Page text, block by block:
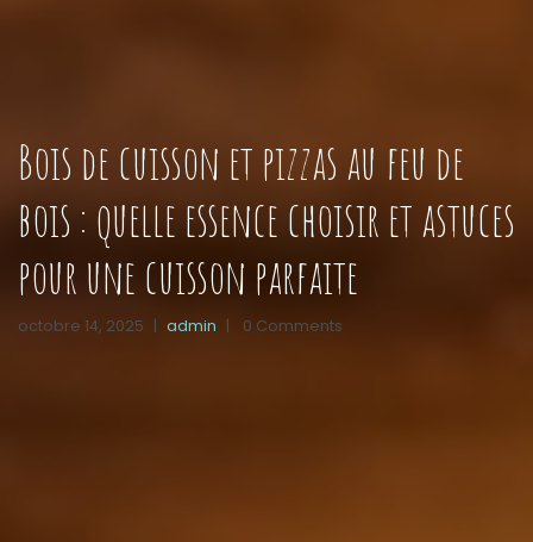
Bois de cuisson et pizzas au feu de
bois : quelle essence choisir et astuces
pour une cuisson parfaite
octobre 14, 2025 | admin | 0 Comments